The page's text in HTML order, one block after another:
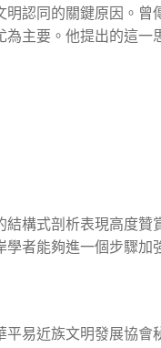
認同的關鍵原因。
主要。他提出的這
結構式剖析表現高度
者能夠進一個步驟
易近族文明發展協